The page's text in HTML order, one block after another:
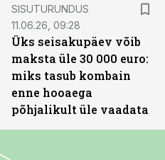
SISUTURUNDUS
11.06.26, 09:28
Üks seisakupäev võib
maksta üle 30 000 euro:
miks tasub kombain
enne hooaega
põhjalikult üle vaadata